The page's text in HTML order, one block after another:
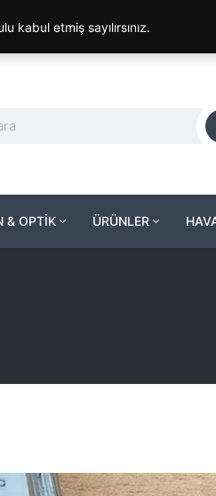
& OPTİK ÜRÜNLER
kabul etmiş sayılırsınız.